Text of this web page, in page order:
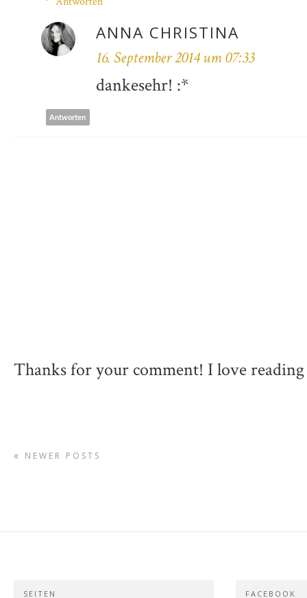
ANNA CHRISTINA
16. September 2014 um 07:33
dankesehr! :*
Antworten
Thanks for your comment! I love
NEWER POSTS
SEITEN FACEBOOK